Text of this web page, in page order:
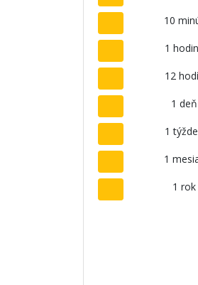
10
1
12
1 deň
1
1
1 rok